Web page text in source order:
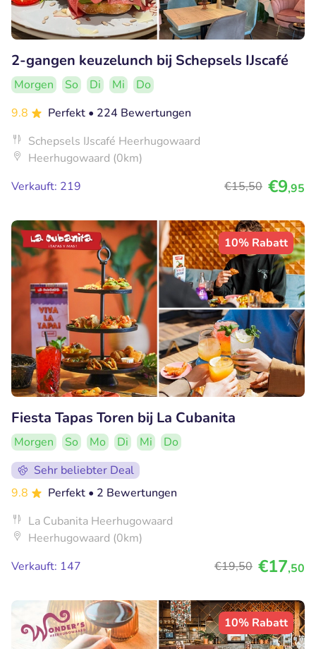
2-gangen keuzelunch bij Schepsels IJscafé
Morgen So Di Mi
Do
9.8
Perfekt • 224 Bewertungen
Schepsels IJscafé Heerhugowaard
Heerhugowaard (0km)
Verkauft: 219
€15,50 €9,95
10% Rabatt
Fiesta Tapas Toren bij La Cubanita
Morgen So Mo Di Mi
Do
Sehr beliebter Deal
9.8
Perfekt • 2 Bewertungen
La Cubanita Heerhugowaard
Heerhugowaard (0km)
Verkauft: 147
€19,50 €17,50
10% Rabatt